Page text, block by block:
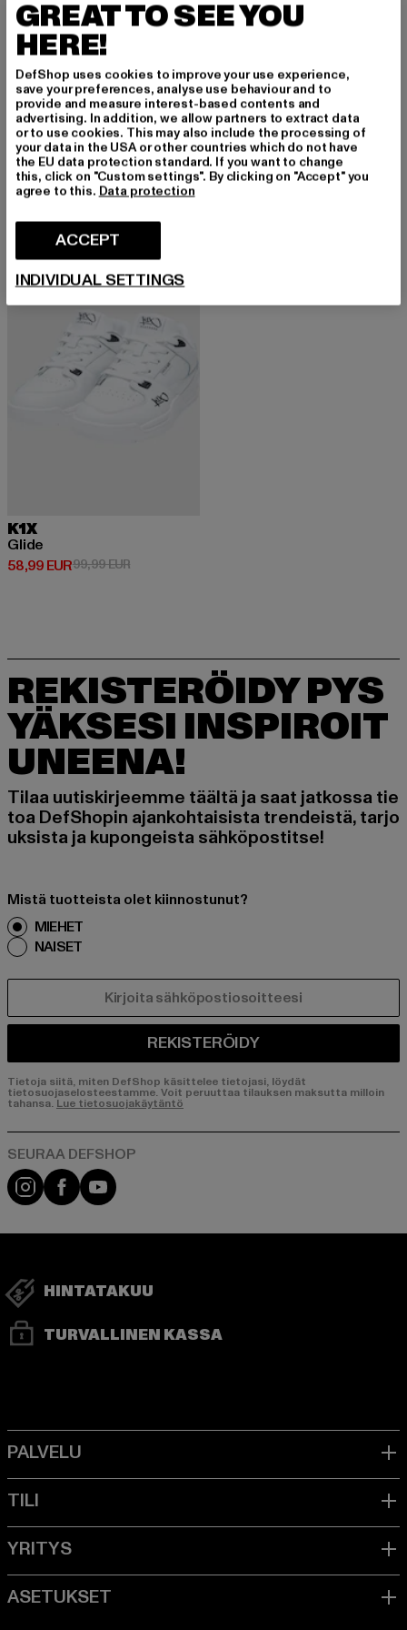
K1X
Sweep
47,99 EUR
Ajankohtainen hinta: 47,99 EUR
79,99 EURKampanjahinta: 79,99 EUR
K1X
K1X Glide Gk
58,99 EUR
Ajankohtainen hinta: 58,99 EUR
99,99 EUR
K1X
Glide
58,99 EUR
Ajankohtainen hinta: 58,99 EUR
99,99 EURKampanjahinta: 99,99 EUR
REKISTERÖIDY PYS
YÄKSESI INSPIROIT
UNEENA!
Tilaa uutiskirjeemme täältä ja saat jatkossa tie
toa DefShopin ajankohtaisista trendeistä, tarjo
uksista ja kupongeista sähköpostitse!
Mistä tuotteista olet kiinnostunut?
MIEHET
NAISET
REKISTERÖIDY
Tietoja siitä, miten DefShop käsittelee tietojasi, löydät
tietosuojaselosteestamme. Voit peruuttaa tilauksen maksutta milloin
tahansa.Lue tietosuojakäytäntö
Visit our Instagram page:
Visit our Facebook page:
Visit our YouTube channel:
HINTATAKUU
TURVALLINEN KASSA
GREAT TO SEE YOU
HERE!
DefShop uses cookies to improve your use experience,
save your preferences, analyse use behaviour and to
provide and measure interest-based contents and
advertising. In addition, we allow partners to extract data
or to use cookies. This may also include the processing of
your data in the USA or other countries which do not have
the EU data protection standard. If you want to change
this, click on "Custom settings". By clicking on "Accept" you
agree to this. Data protection
ACCEPT
INDIVIDUAL SETTINGS